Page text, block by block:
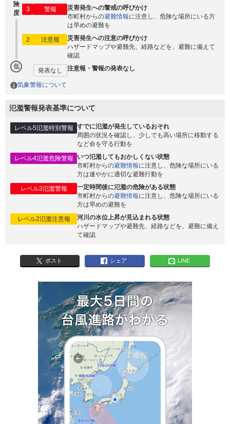
険
度
低
3
警報
災害発生への警戒の呼びかけ
市町村からの避難情報に注意し、危険な場所にいる方
は早めの避難を
2
注意報
災害発生への注意の呼びかけ
ハザードマップや避難先、経路などを、避難に備えて
確認
発表なし 注意報・警報の発表なし
気象警報について
氾濫警報発表基準について
レベル5氾濫特別警報 すでに氾濫が発生しているおそれ
周囲の状況を確認し、少しでも高い場所に移動する
など命を守る行動を
レベル4氾濫危険警報
いつ氾濫してもおかしくない状態
市町村からの避難情報に注意し、危険な場所にいる
方は速やかに適切な避難行動を
レベル3氾濫警報
一定時間後に氾濫の危険がある状態
市町村からの避難情報に注意し、危険な場所にいる
方は早めの避難を
レベル2氾濫注意報
河川の水位上昇が見込まれる状態
ハザードマップや避難先、経路などを、避難に備え
て確認
ポスト シェア LINE